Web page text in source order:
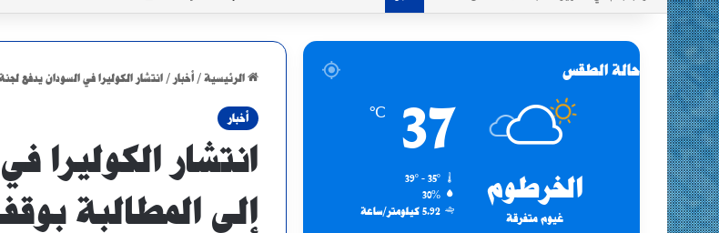
الرئيسية / أخبار / انتشار الكوليرا في السودان يدفع
أخبار
انتشار الكوليرا
إلى المطالبة
حالة الطقس
الخرطوم
غيوم متفرقة
37
℃
39º - 35º
30%
5.92 كيلومتر/ساعة